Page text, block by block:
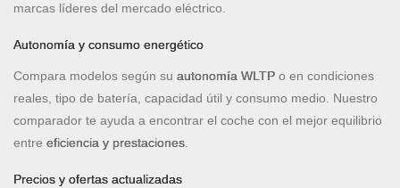
marcas líderes del mercado eléctrico.
Autonomía y consumo energético
Compara modelos según su autonomía WLTP o en condiciones
reales, tipo de batería, capacidad útil y consumo medio. Nuestro
comparador te ayuda a encontrar el coche con el mejor equilibrio
entre eficiencia y prestaciones.
Precios y ofertas actualizadas